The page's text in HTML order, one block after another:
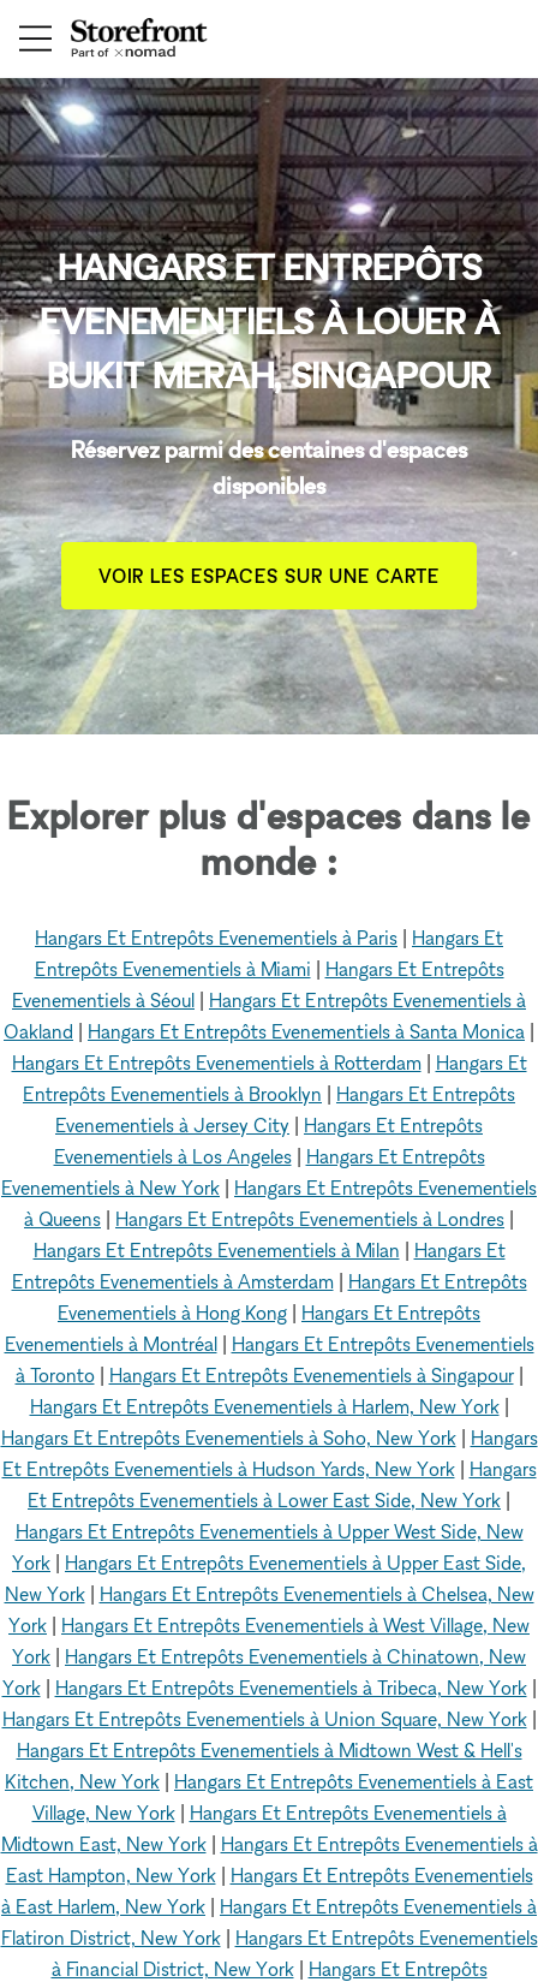
HANGARS ET ENTREPÔTS
EVENEMENTIELS À LOUER À
BUKIT MERAH, SINGAPOUR
Réservez parmi des centaines d'espaces
disponibles
VOIR LES ESPACES SUR UNE CARTE
Explorer plus d'espaces dans le
monde :
Hangars Et Entrepôts Evenementiels à Paris
Hangars Et
Entrepôts Evenementiels à Miami
Hangars Et Entrepôts
Evenementiels à Séoul
Hangars Et Entrepôts Evenementiels à
Oakland
Hangars Et Entrepôts Evenementiels à Santa Monica
Hangars Et Entrepôts Evenementiels à Rotterdam| Hangars Et
Entrepôts Evenementiels à Brooklyn
Hangars Et Entrepôts
Evenementiels à Jersey City
Hangars Et Entrepôts
Evenementiels à Los Angeles| Hangars Et Entrepôts
Evenementiels à New York
Hangars Et Entrepôts Evenementiels
à Queens
Hangars Et Entrepôts Evenementiels à Londres
Hangars Et Entrepôts Evenementiels à Milan
Hangars Et
Entrepôts Evenementiels à Amsterdam| Hangars Et Entrepôts
Evenementiels à Hong Kong
Hangars Et Entrepôts
Evenementiels à Montréal| Hangars Et Entrepôts Evenementiels
à Toronto| Hangars Et Entrepôts Evenementiels à Singapour|
Hangars Et Entrepôts Evenementiels à Harlem, New York|
Hangars Et Entrepôts Evenementiels à Soho, New York| Hangars
Et Entrepôts Evenementiels à Hudson Yards, New York| Hangars
Et Entrepôts Evenementiels à Lower East Side, New York
Hangars Et Entrepôts Evenementiels à Upper West Side, New
York
Hangars Et Entrepôts Evenementiels à Upper East Side,
New York| Hangars Et Entrepôts Evenementiels à Chelsea, New
York
Hangars Et Entrepôts Evenementiels à West Village, New
York
Hangars Et Entrepôts Evenementiels à Chinatown, New
York| Hangars Et Entrepôts Evenementiels à Tribeca, New York|
Hangars Et Entrepôts Evenementiels à Union Square, New York|
Hangars Et Entrepôts Evenementiels à Midtown West & Hell's
Kitchen, New York
Hangars Et Entrepôts Evenementiels à East
Village, New York| Hangars Et Entrepôts Evenementiels à
Midtown East, New York| Hangars Et Entrepôts Evenementiels à
East Hampton, New York| Hangars Et Entrepôts Evenementiels
à East Harlem, New York
Hangars Et Entrepôts Evenementiels à
Flatiron District, New York| Hangars Et Entrepôts Evenementiels
à Financial District, New York| Hangars Et Entrepôts